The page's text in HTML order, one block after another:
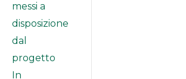
messi a
disposizione
dal
progetto
In